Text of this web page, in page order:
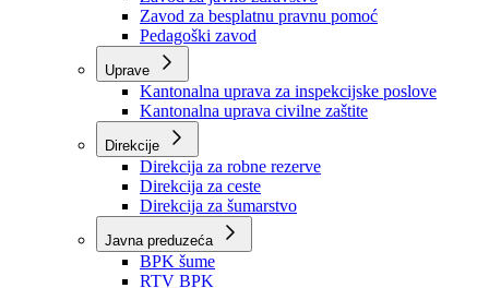
Zavodi
Zavod zdravstvenog osiguranja
Zavod za javno zdravstvo
Zavod za besplatnu pravnu pomoć
Pedagoški zavod
Kantonalna uprava za inspekcijske poslove
Kantonalna uprava civilne zaštite
Direkcije
Direkcija za robne rezerve
Direkcija za ceste
Direkcija za šumarstvo